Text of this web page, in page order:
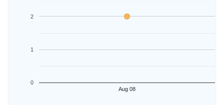
Aug 08
0
1
2